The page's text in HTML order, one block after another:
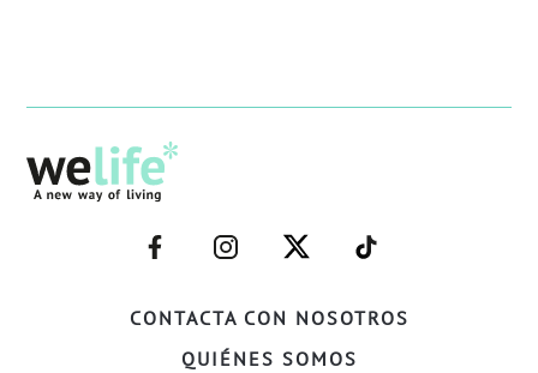
CONTACTA CON NOSOTROS
QUIÉNES SOMOS
–
FACEBOOK–
–
INSTAGRAM–
–
TWITTER–
–
WELIFE–